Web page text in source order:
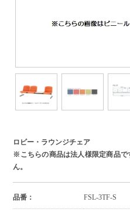
ロビー・ラウンジチェア
※こちらの商品は法人様限定商品で
ん。
品番： FSL-3TF-S